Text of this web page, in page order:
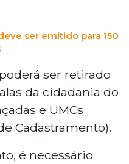
ser emitido para 150
ser retirado
da cidadania do
e UMCs
Cadastramento).
é necessário